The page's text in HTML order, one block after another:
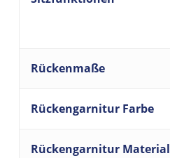
Rückenmaße
Rückengarnitur Farbe
Rückengarnitur Material